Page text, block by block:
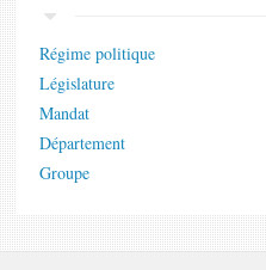
Régime politique
Législature
Mandat
Département
Groupe